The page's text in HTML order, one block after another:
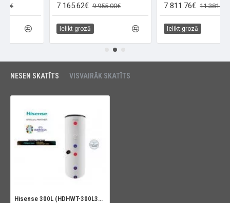
7 165.62€ 9 955.00€
Ielikt grozā
7 811.76€ 11 381.01€
Ielikt grozā
NESEN SKATĪTS VISVAIRĀK SKATĪTS
Hisense 300L (HDHWT-300L30HE) boilers no nerūsējošā tērauda